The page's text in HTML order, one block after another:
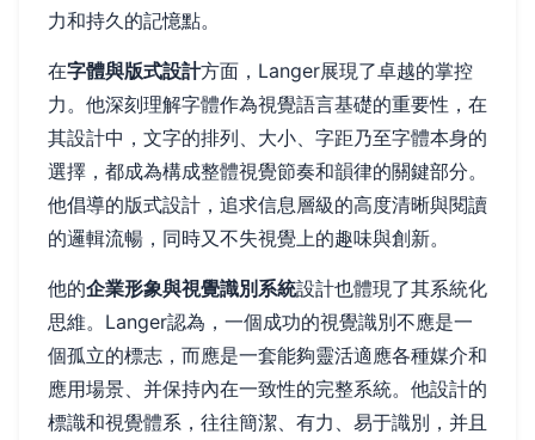
力和持久的記憶點。
在字體與版式設計方面，Langer展現了卓越的掌控
力。他深刻理解字體作為視覺語言基礎的重要性，在
其設計中，文字的排列、大小、字距乃至字體本身的
選擇，都成為構成整體視覺節奏和韻律的關鍵部分。
他倡導的版式設計，追求信息層級的高度清晰與閱讀
的邏輯流暢，同時又不失視覺上的趣味與創新。
他的企業形象與視覺識別系統設計也體現了其系統化
思維。Langer認為，一個成功的視覺識別不應是一
個孤立的標志，而應是一套能夠靈活適應各種媒介和
應用場景、并保持內在一致性的完整系統。他設計的
標識和視覺體系，往往簡潔、有力、易于識別，并且